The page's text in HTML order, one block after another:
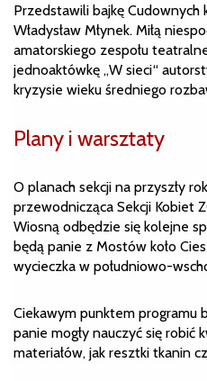
Przedstawili bajkę Cudownych
Władysław Młynek. Miłą
amatorskiego zespołu
jednoaktówkę „W sieci“
kryzysie wieku średniego
Plany i warsztaty
O planach sekcji na przyszły
przewodnicząca Sekcji Kobiet
Wiosną odbędzie się kolejne
będą panie z Mostów koło
wycieczka w południowo-
Ciekawym punktem programu
panie mogły nauczyć się robić
materiałów, jak resztki tkanin